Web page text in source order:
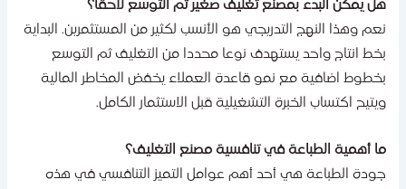
يمكن البدء بمصنع تغليف صغير ثم التوسع لاحقا؟
وهذا النهج التدريجي هو الأنسب لكثير من المستثمرين. البداية
انتاج واحد يستهدف نوعا محددا من التغليف ثم التوسع
اضافية مع نمو قاعدة العملاء يخفض المخاطر المالية
اكتساب الخبرة التشغيلية قبل الاستثمار الكامل.
أهمية الطباعة في تنافسية مصنع التغليف؟
الطباعة هي أحد أهم عوامل التميز التنافسي في هذه